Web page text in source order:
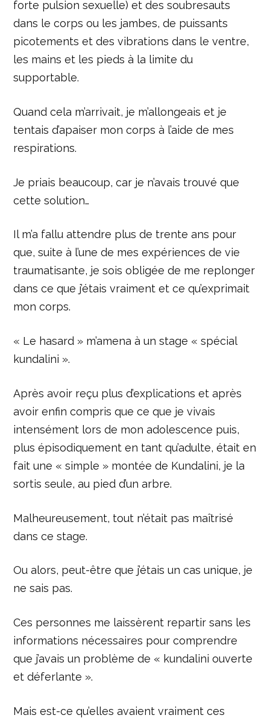
forte pulsion sexuelle) et des soubresauts
dans le corps ou les jambes, de puissants
picotements et des vibrations dans le ventre,
les mains et les pieds à la limite du
supportable.
Quand cela m’arrivait, je m’allongeais et je
tentais d’apaiser mon corps à l’aide de mes
respirations.
Je priais beaucoup, car je n’avais trouvé que
cette solution…
Il m’a fallu attendre plus de trente ans pour
que, suite à l’une de mes expériences de vie
traumatisante, je sois obligée de me replonger
dans ce que j’étais vraiment et ce qu’exprimait
mon corps.
« Le hasard » m’amena à un stage « spécial
kundalini ».
Après avoir reçu plus d’explications et après
avoir enfin compris que ce que je vivais
intensément lors de mon adolescence puis,
plus épisodiquement en tant qu’adulte, était en
fait une « simple » montée de Kundalini, je la
sortis seule, au pied d’un arbre.
Malheureusement, tout n’était pas maîtrisé
dans ce stage.
Ou alors, peut-être que j’étais un cas unique, je
ne sais pas.
Ces personnes me laissèrent repartir sans les
informations nécessaires pour comprendre
que j’avais un problème de « kundalini ouverte
et déferlante ».
Mais est-ce qu’elles avaient vraiment ces